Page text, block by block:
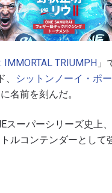
IMMORTAL TRIUMPH 」
シットンノーイ・ポ
名前を刻んだ。
スーパーシリーズ史上
ルコンテンダーとして